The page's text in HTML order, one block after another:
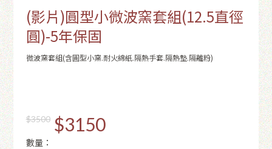
(影片)圓型小微波窯套組(12.5直徑
圓)-5年保固
微波窯套組(含圓型小窯.耐火綿紙.隔熱手套.隔熱墊.隔離粉)
$3500 $3150
數量：